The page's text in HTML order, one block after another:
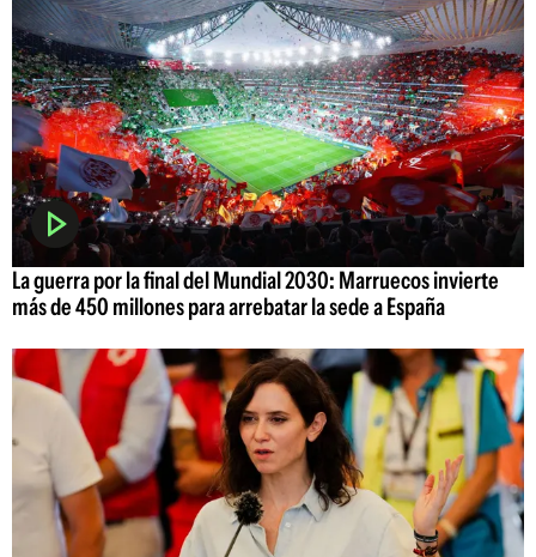
La guerra por la final del Mundial 2030: Marruecos invierte
más de 450 millones para arrebatar la sede a España